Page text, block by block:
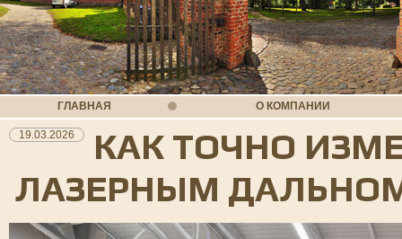
ГЛАВНАЯ О КОМПАНИИ
19.03.2026
КАК ТОЧНО
ЛАЗЕРНЫМ